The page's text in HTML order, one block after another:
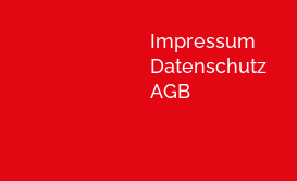
Impressum
Datenschutz
AGB